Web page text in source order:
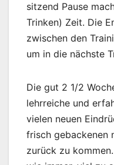
sitzend Pause
Trinken) Zeit. Die
zwischen den
um in die nächste
Die gut 2 1/2
lehrreiche und
vielen neuen
frisch gebackenen
zurück zu